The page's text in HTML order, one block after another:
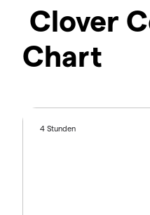
Clover
Chart
4 Stunden